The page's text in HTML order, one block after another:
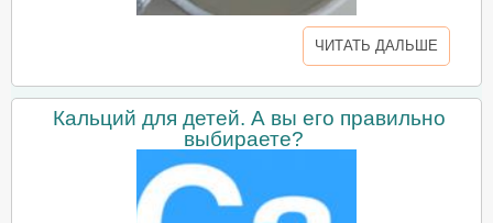
ЧИТАТЬ ДАЛЬШЕ
Кальций для детей. А вы его правильно
выбираете?